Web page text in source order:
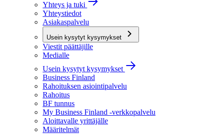
Yhteys ja tuki
Yhteystiedot
Asiakaspalvelu
Usein kysytyt kysymykset
Viestit päättäjille
Medialle
Usein kysytyt kysymykset
Business Finland
Rahoituksen asiointipalvelu
Rahoitus
BF tunnus
My Business Finland -verkkopalvelu
Aloittavalle yrittäjälle
Määritelmät